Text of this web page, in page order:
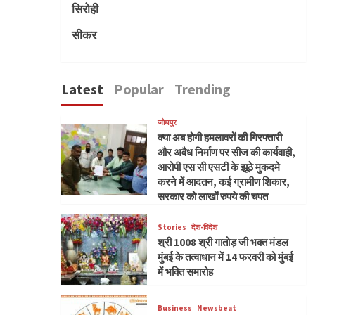
सिरोही
सीकर
Latest Popular Trending
जोधपुर
क्या अब होगी हमलावरों की गिरफ्तारी
और अवैध निर्माण पर सीज की कार्यवाही,
आरोपी एस सी एसटी के झूठे मुकदमे
करने में आदतन, कई ग्रामीण शिकार,
सरकार को लाखों रुपये की चपत
Stories देश-विदेश
श्री 1008 श्री गातोड़ जी भक्त मंडल
मुंबई के तत्वाधान में 14 फरवरी को मुंबई
में भक्ति समारोह
Business Newsbeat